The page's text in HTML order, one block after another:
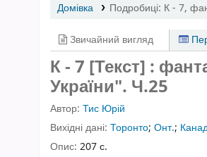
Домівка Подробиці: К - 7,
Звичайний вигляд
К - 7 [Текст] :
України". Ч.25
Автор: Тис Юрій
Вихідні дані: Торонто; Онт.;
Опис: 207 с.